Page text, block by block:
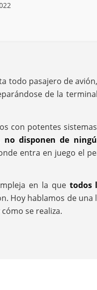
todo pasajero de
de la
con potentes
no disponen de
entra en juego el
en la que todos
Hoy hablamos de una
cómo se realiza.